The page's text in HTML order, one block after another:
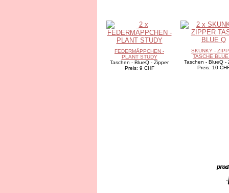
FEDERMÄPPCHEN -
PLANT STUDY
Taschen - BlueQ - Zipper
Preis: 9 CHF
SKUNKY -
TASCHE
Taschen - BlueQ -
Preis: 10